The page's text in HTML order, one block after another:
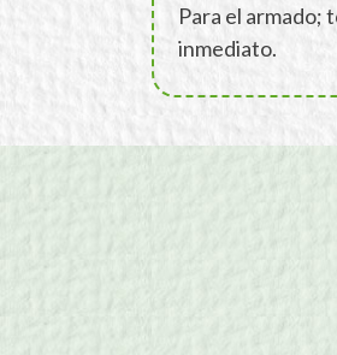
Para el armado;
inmediato.